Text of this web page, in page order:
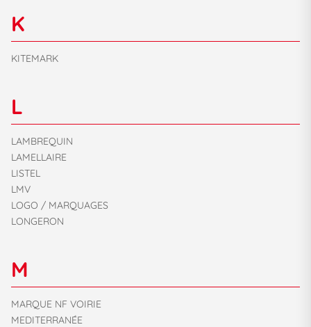
K
KITEMARK
L
LAMBREQUIN
LAMELLAIRE
LISTEL
LMV
LOGO / MARQUAGES
LONGERON
M
MARQUE NF VOIRIE
MEDITERRANÉE